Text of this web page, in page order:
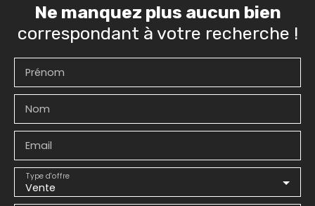
Ne manquez plus aucun bien
correspondant à votre recherche !
Prénom
Nom
Email
Vente
Type d'offre